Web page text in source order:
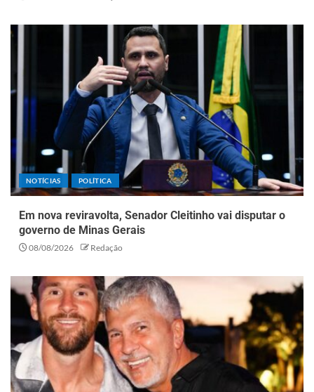
NOTÍCIAS POLÍTICA
Em nova reviravolta, Senador Cleitinho vai disputar o
governo de Minas Gerais
08/08/2026 Redação